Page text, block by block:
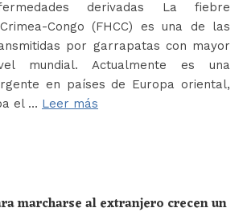
derivadas La fiebre
Congo (FHCC) es una de las
por garrapatas con mayor
mundial. Actualmente es una
en países de Europa oriental,
el … Leer más
marcharse al extranjero crecen un